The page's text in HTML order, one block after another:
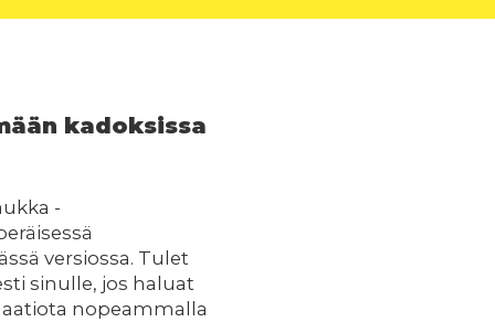
kadoksissa
-
versiossa. Tulet
sinulle, jos haluat
nopeammalla